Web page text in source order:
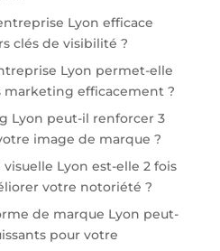
Lyon efficace
clés de visibilité ?
Lyon permet-elle
marketing efficacement ?
Lyon peut-il renforcer 3
image de marque ?
Lyon est-elle 2 fois
votre notoriété ?
de marque Lyon peut-
pour votre